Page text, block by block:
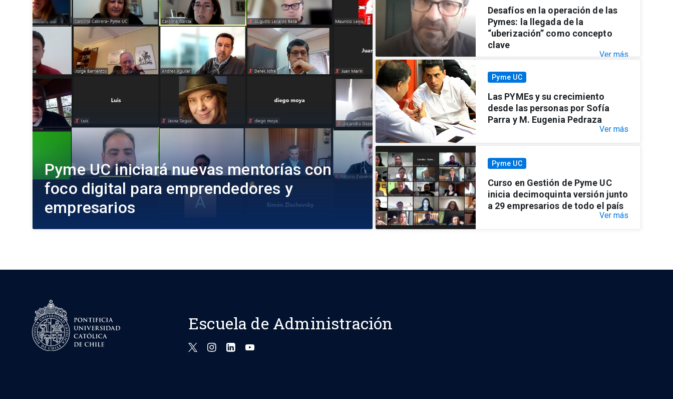
Pyme UC iniciará nuevas mentorías con
foco digital para emprendedores y
empresarios
Desafíos en la operación de las
Pymes: la llegada de la
“uberización” como concepto
clave
Ver más
Pyme UC
Las PYMEs y su crecimiento
desde las personas por Sofía
Parra y M. Eugenia Pedraza
Ver más
Pyme UC
Curso en Gestión de Pyme UC
inicia decimoquinta versión junto
a 29 empresarios de todo el país
Ver más
Escuela de Administración